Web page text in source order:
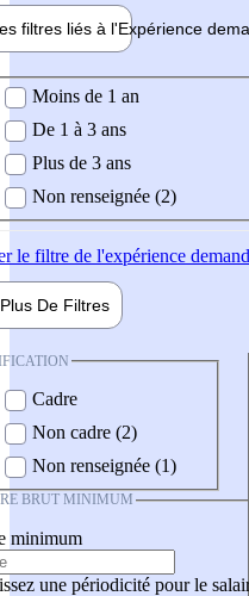
filtres liés à l'Expérience
demandée
Moins de 1 an
De 1 à 3 ans
Plus de 3 ans
Non renseignée (2)
le filtre de l'expérience
Plus De Filtres
Cadre
Non cadre (2)
Non renseignée (1)
BRUT MINIMUM
minimum
une périodicité pour le